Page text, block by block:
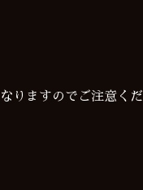
りますのでご注意くだ